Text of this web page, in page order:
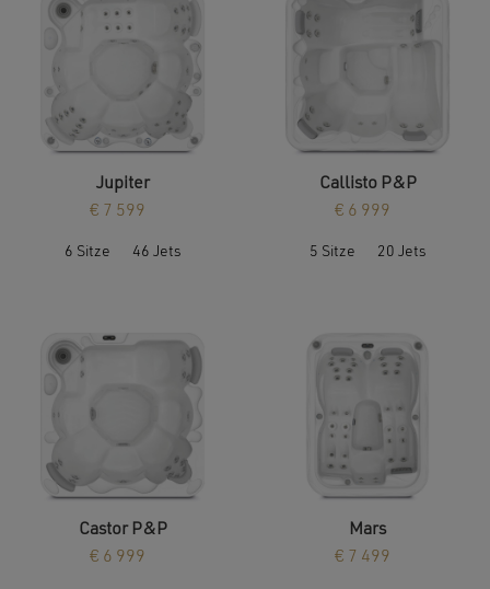
Jupiter
€ 7 599
6 Sitze 46 Jets
Callisto P&P
€ 6 999
5 Sitze 20 Jets
Castor P&P
€ 6 999
Mars
€ 7 499